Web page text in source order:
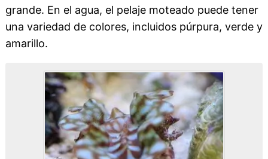
grande. En el agua, el pelaje moteado puede tener
una variedad de colores, incluidos púrpura, verde y
amarillo.